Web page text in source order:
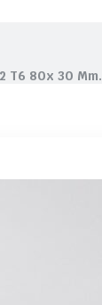
T6 80x 30 Mm.